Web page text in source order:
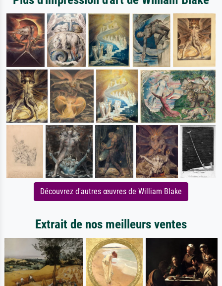
Découvrez d'autres œuvres de William Blake
Extrait de nos meilleurs ventes